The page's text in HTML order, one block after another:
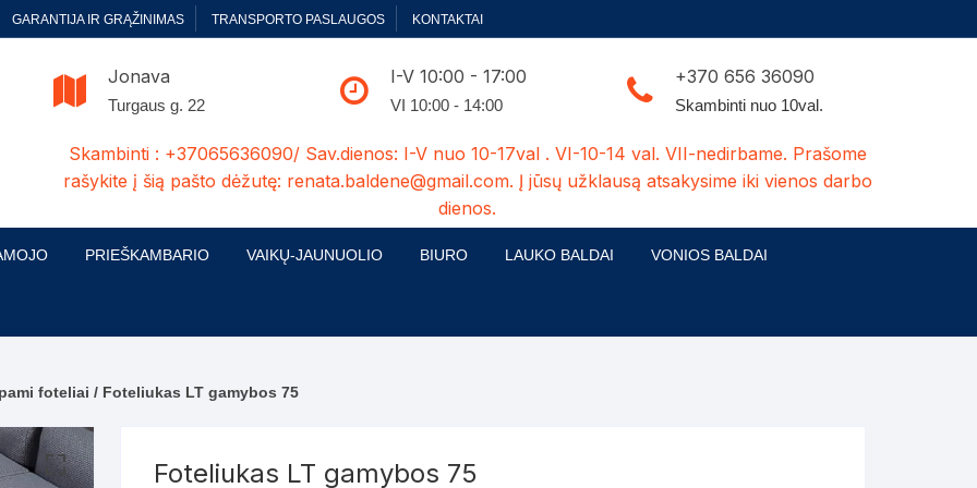
GARANTIJA IR GRĄŽINIMAS TRANSPORTO PASLAUGOS KONTAKTAI
Jonava
Turgaus g. 22
I-V 10:00 - 17:00
VI 10:00 - 14:00
+370 656 36090
Skambinti nuo 10val.
Skambinti : +37065636090/ Sav.dienos: I-V nuo 10-17val . VI-10-14 val. VII-nedirbame. Prašome
rašykite į šią pašto dėžutę: renata.baldene@gmail.com. Į jūsų užklausą atsakysime iki vienos darbo
dienos.
baldų komplektai
su audiniu
PRIEŠKAMBARIO
Komodos
VAIKŲ-JAUNUOLIO
komlektai-sekcijos
BIURO
Darbo-poilsio kėdės
LAUKO BALDAI VONIOS BALDAI
foteliai / Foteliukas LT gamybos 75
Foteliukas LT gamybos 75